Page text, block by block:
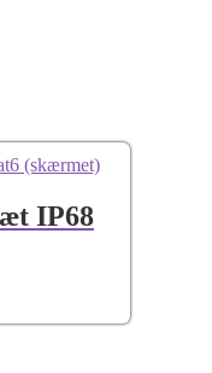
IP68